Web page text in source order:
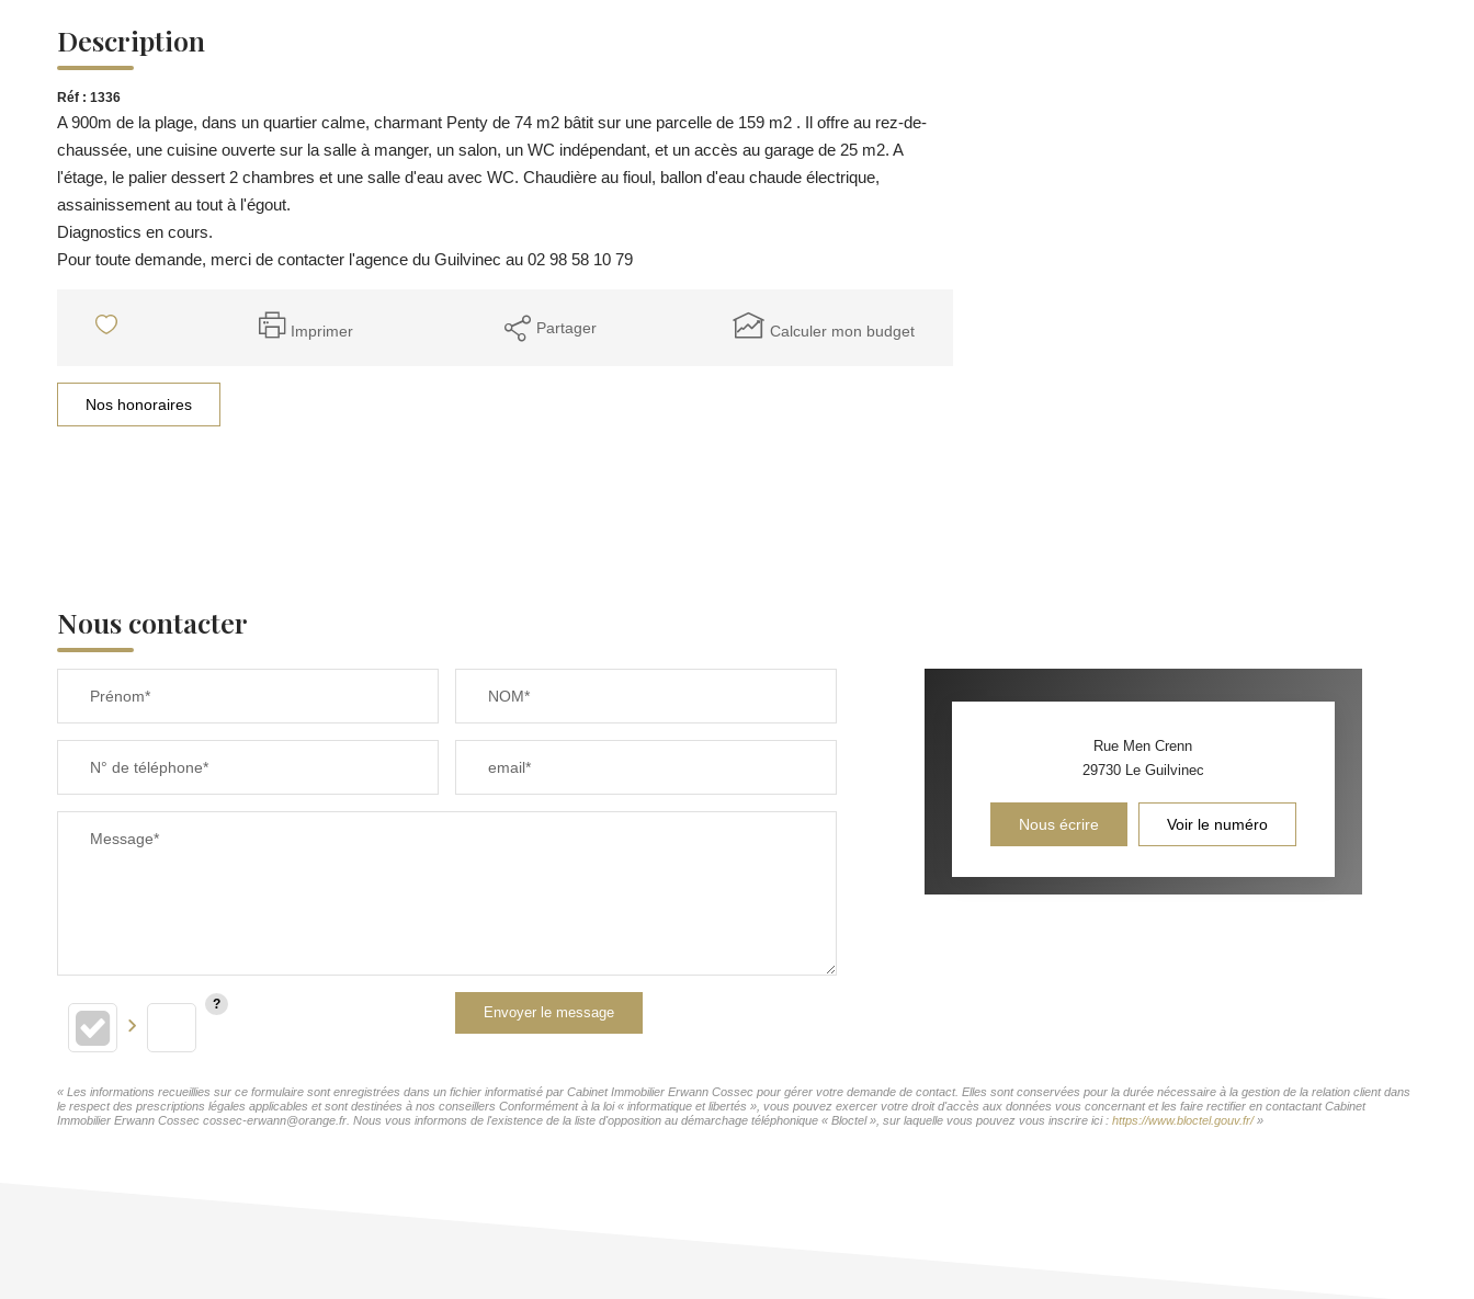
Description
Réf : 1336
A 900m de la plage, dans un quartier calme, charmant Penty de 74 m2 bâtit sur une parcelle de 159 m2 . Il offre au rez-de-
chaussée, une cuisine ouverte sur la salle à manger, un salon, un WC indépendant, et un accès au garage de 25 m2. A
l'étage, le palier dessert 2 chambres et une salle d'eau avec WC. Chaudière au fioul, ballon d'eau chaude électrique,
assainissement au tout à l'égout.
Diagnostics en cours.
Pour toute demande, merci de contacter l'agence du Guilvinec au 02 98 58 10 79
Imprimer Partager Calculer mon budget
Nos honoraires
Nous contacter
Prénom* NOM*
N° de téléphone* email*
Message*
Envoyer le message
Rue Men Crenn
29730 Le Guilvinec
Nous écrire Voir le numéro
« Les informations recueillies sur ce formulaire sont enregistrées dans un fichier informatisé par Cabinet Immobilier Erwann Cossec pour gérer votre demande de contact. Elles sont conservées pour la durée nécessaire à la gestion de la relation client dans
le respect des prescriptions légales applicables et sont destinées à nos conseillers Conformément à la loi « informatique et libertés », vous pouvez exercer votre droit d'accès aux données vous concernant et les faire rectifier en contactant Cabinet
Immobilier Erwann Cossec cossec-erwann@orange.fr. Nous vous informons de l'existence de la liste d'opposition au démarchage téléphonique « Bloctel », sur laquelle vous pouvez vous inscrire ici : https://www.bloctel.gouv.fr/»